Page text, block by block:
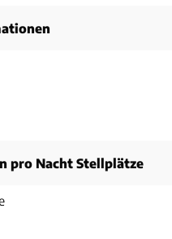
pro Nacht Stellplätze